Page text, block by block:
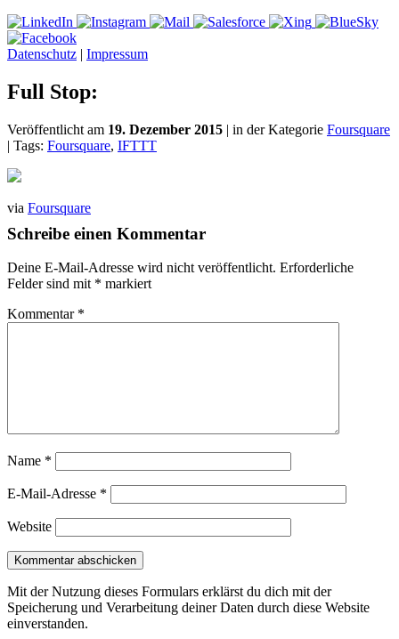
Datenschutz | Impressum
Full Stop:
Veröffentlicht am 19. Dezember 2015 | in der Kategorie Foursquare
| Tags: Foursquare, IFTTT
via Foursquare
Schreibe einen Kommentar
Deine E-Mail-Adresse wird nicht veröffentlicht. Erforderliche
Felder sind mit * markiert
Kommentar *
Name *
E-Mail-Adresse *
Website
Mit der Nutzung dieses Formulars erklärst du dich mit der
Speicherung und Verarbeitung deiner Daten durch diese Website
einverstanden.